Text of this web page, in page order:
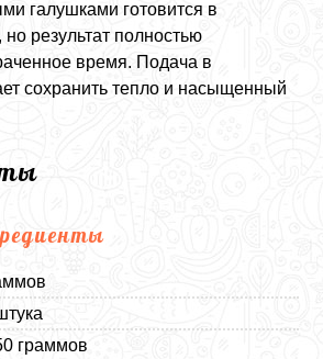
галушками готовится в
но результат полностью
время. Подача в
сохранить тепло и насыщенный
граммов